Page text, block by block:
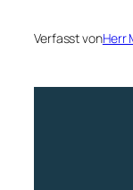
Verfasst vonHerr